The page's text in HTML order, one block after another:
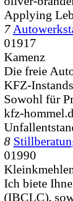
Applying
7
01917
Kamenz
Die freie
KFZ-
Sowohl für
kfz-
8
01990
Ich biete
(IBCLC),